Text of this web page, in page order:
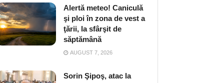
Alertă meteo! Caniculă
şi ploi în zona de vest a
ţării, la sfârşit de
săptămână
AUGUST 7, 2026
Sorin Şipoş, atac la